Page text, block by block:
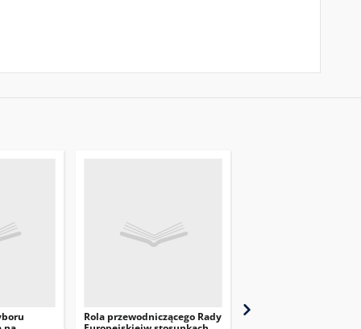
Rola przewodniczącego Rady